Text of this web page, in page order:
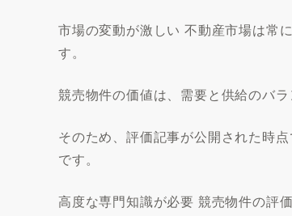
市場の変動が激しい 不動産市場は常
す。
競売物件の価値は、需要と供給のバ
そのため、評価記事が公開された時
です。
高度な専門知識が必要 競売物件の評